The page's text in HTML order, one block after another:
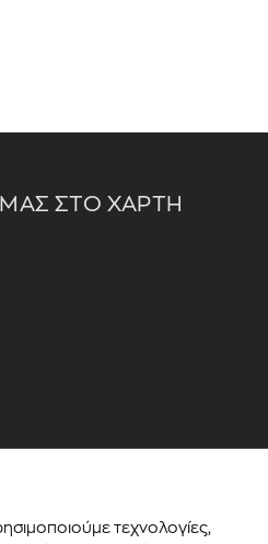
ΜΑΣ ΣΤΟ ΧΑΡΤΗ
τεχνολογίες,